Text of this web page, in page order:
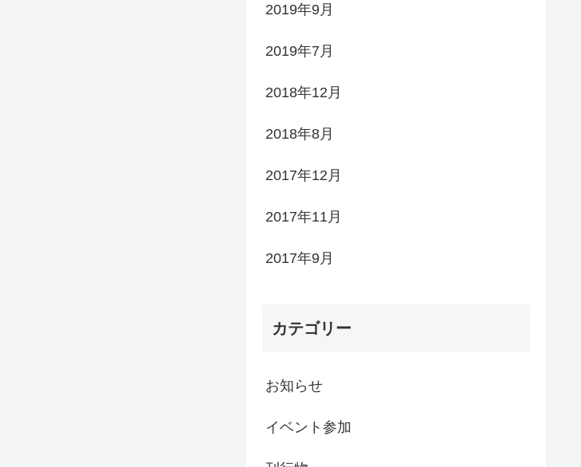
2019年9月
2019年7月
2018年12月
2018年8月
2017年12月
2017年11月
2017年9月
カテゴリー
お知らせ
イベント参加